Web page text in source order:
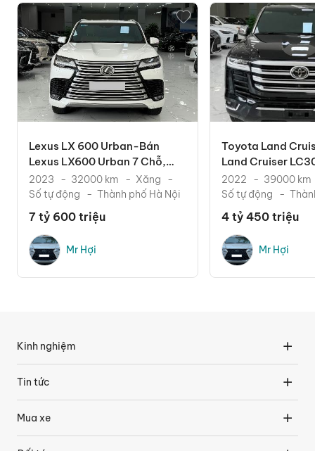
Lexus LX 600 Urban-Bán
Lexus LX600 Urban 7 Chỗ,
Sản Xuất 2023. Xe Cực
2023 32000 km
Xăng
Số tự động
Thành phố Hà Nội
7 tỷ 600 triệu
Mr Hợi
Toyota Land
Land Cruiser
2022. Xe Chạy Ít.
2022
39000 km
Số tự động
4 tỷ 450 triệu
Mr Hợi
Kinh nghiệm
Tin tức
Mua xe